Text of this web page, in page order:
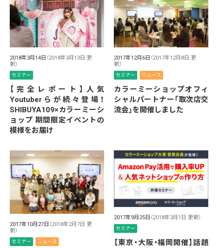
2018年3月14日 （2018年3月13日 更
新）
セミナー
【完全レポート】人気
Youtuberらが続々登場！
SHIBUYA109×カラーミーシ
ョップ 期間限定イベントの
模様をお届け
2017年12月6日 （2017年12月8日 更
新）
セミナー ニュース
カラーミーショップオフィ
シャルパートナー「取次店交
流会」を開催しました
2017年10月27日 （2018年2月7日 更
新）
セミナー ニュース
2017年9月25日 （2018年3月1日 更新）
セミナー
【東京・大阪・福岡開催】話題